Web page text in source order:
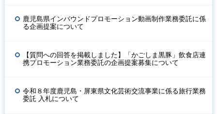
鹿児島県インバウンドプロモーション動画制作業務委託に係
る企画提案について
【質問への回答を掲載しました】「かごしま黒豚」飲食店連
携プロモーション業務委託の企画提案募集について
令和８年度鹿児島・屏東県文化芸術交流事業に係る旅行業務
委託 入札について